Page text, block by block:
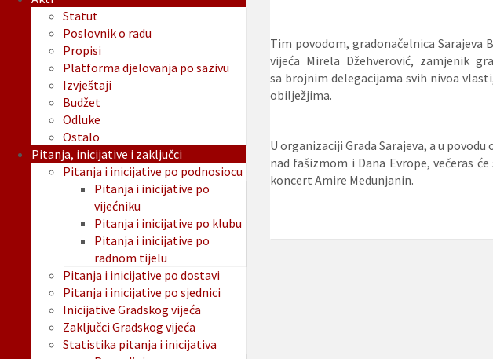
Tim povodom, gradonačelnica Sarajeva
vijeća Mirela Džehverović, zamjenik
sa brojnim delegacijama svih nivoa
obilježjima.
U organizaciji Grada Sarajeva, a u
nad fašizmom i Dana Evrope, večeras
koncert Amire Medunjanin.
Statut
Poslovnik o radu
Propisi
Platforma djelovanja po sazivu
Izvještaji
Budžet
Odluke
Ostalo
Pitanja, inicijative i zaključci
Pitanja i inicijative po podnosiocu
Pitanja i inicijative po
vijećniku
Pitanja i inicijative po klubu
Pitanja i inicijative po
radnom tijelu
Pitanja i inicijative po dostavi
Pitanja i inicijative po sjednici
Inicijative Gradskog vijeća
Zaključci Gradskog vijeća
Statistika pitanja i inicijativa